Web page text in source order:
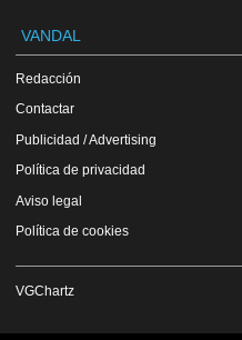
VANDAL
Redacción
Contactar
Publicidad / Advertising
Política de privacidad
Aviso legal
Política de cookies
VGChartz